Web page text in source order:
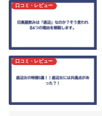
口コミ・レビュー
口コミ・レビュー